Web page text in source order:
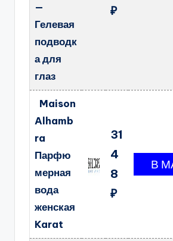
—
Гелевая
подводк
а для
глаз
₽
Maison
Alhamb
ra
Парфю
мерная
вода
женская
Karat
31
4
8
₽